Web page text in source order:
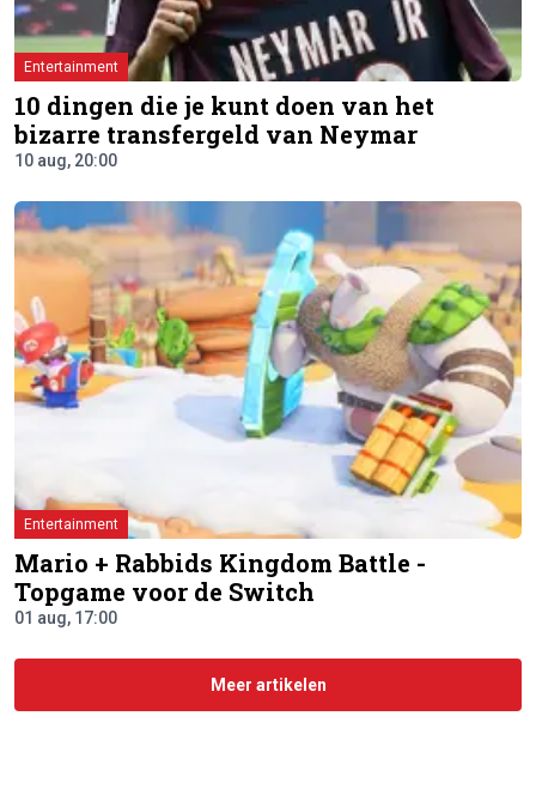
Entertainment
10 dingen die je kunt doen van het
bizarre transfergeld van Neymar
10 aug, 20:00
Entertainment
Mario + Rabbids Kingdom Battle -
Topgame voor de Switch
01 aug, 17:00
Meer artikelen